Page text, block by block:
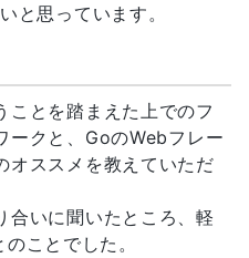
と思っています。
ことを踏まえた上でのフ
ークと、GoのWebフレー
オススメを教えていただ
合いに聞いたところ、軽
ことでした。